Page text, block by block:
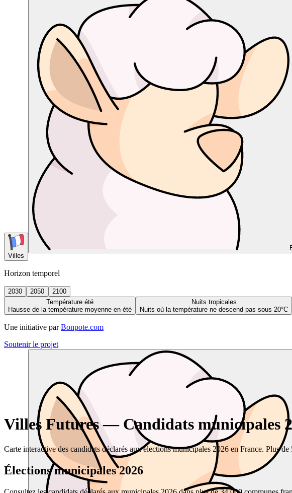
Villes
Horizon temporel
2030 2050
2100
Température été
Hausse de la température moyenne en été
Nuits tropicales
Nuits où la température ne descend pas sous 20°C
Une initiative par Bonpote.com
Soutenir le projet
Villes Futures — Candidats municipales
Carte interactive des candidats déclarés aux élections municipales 2026 en France. Plus
Élections municipales 2026